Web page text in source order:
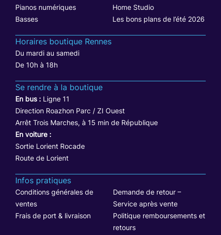
Pianos numériques
Home Studio
Basses
Les bons plans de l’été 2026
Horaires boutique Rennes
Du mardi au samedi
De 10h à 18h
Se rendre à la boutique
En bus : Ligne 11
Direction Roazhon Parc / ZI Ouest
Arrêt Trois Marches, à 15 min de République
En voiture :
Sortie Lorient Rocade
Route de Lorient
Infos pratiques
Conditions générales de
ventes
Demande de retour –
Service après vente
Frais de port & livraison
Politique remboursements et
retours